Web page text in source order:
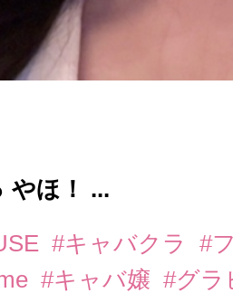
やほ！ ...
#キャバクラ
#
#キャバ嬢 #グ